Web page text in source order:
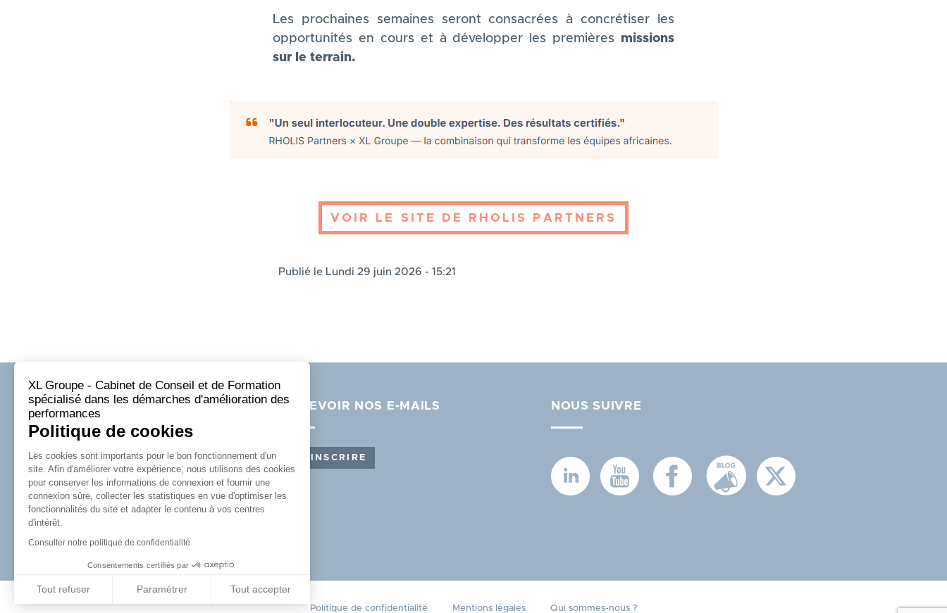
XL Groupe - Cabinet de Conseil et de Formation
spécialisé dans les démarches d'amélioration des
performances
Politique de cookies
Les cookies sont importants pour le bon fonctionnement d'un
site. Afin d'améliorer votre expérience, nous utilisons des cookies
pour conserver les informations de connexion et fournir une
connexion sûre, collecter les statistiques en vue d'optimiser les
fonctionnalités du site et adapter le contenu à vos centres
d'intérêt.
Consulter notre politique de confidentialité
Consentements certifiés par
Tout refuser Paramétrer Tout accepter
Les prochaines semaines seront consacrées à concrétiser les
opportunités en cours et à développer les premières missions
sur le terrain.
VOIR LE SITE DE RHOLIS PARTNERS
Publié le Lundi 29 juin 2026 - 15:21
NOUS CONTACTER
88 Allée Galilée
38330 Montbonnot-Saint-Martin
Tél :
+33 (0)4 76 61 34 00
groupe.com
RECEVOIR NOS E-MAILS
S'INSCRIRE
NOUS SUIVRE
Politique de confidentialité Mentions légales Qui sommes-nous ?